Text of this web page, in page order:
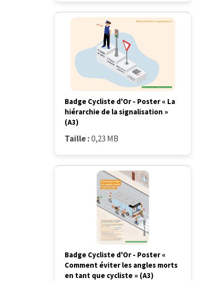
Badge Cycliste d'Or - Poster « La
hiérarchie de la signalisation »
(A3)
Taille :0,23 MB
Badge Cycliste d'Or - Poster «
Comment éviter les angles morts
en tant que cycliste » (A3)